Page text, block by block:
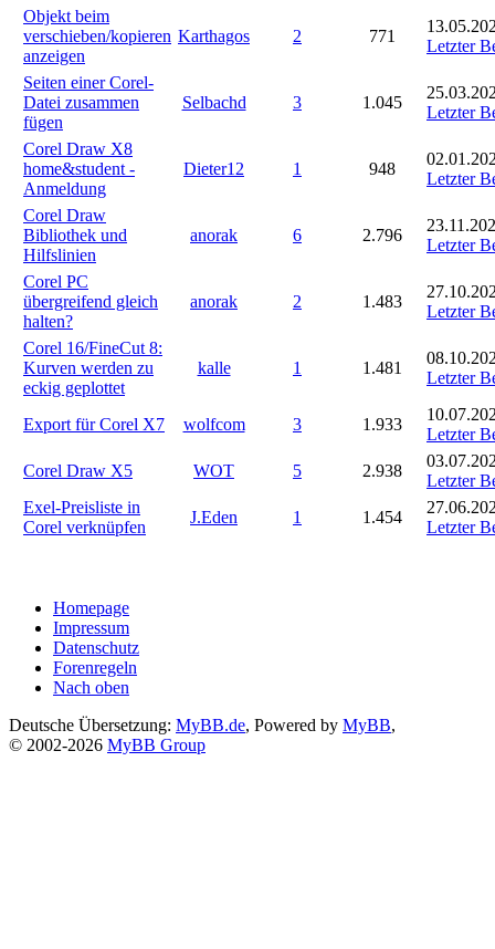
Objekt beim
verschieben/kopieren
anzeigen
Karthagos 2 771
Letzter
Seiten einer Corel-
Datei zusammen
fügen
Selbachd 3 1.045
Letzter
Corel Draw X8
home&student -
Anmeldung
Dieter12 1 948
Letzter
Corel Draw
Bibliothek und
Hilfslinien
anorak 6 2.796
Letzter
Corel PC
übergreifend gleich
halten?
anorak 2 1.483
Letzter
Corel 16/FineCut 8:
Kurven werden zu
eckig geplottet
kalle 1 1.481
Letzter
Export für Corel X7 wolfcom 3 1.933
Letzter
Corel Draw X5
WOT 5 2.938
Letzter
Exel-Preisliste in
Corel verknüpfen
J.Eden 1 1.454
Letzter
Homepage
Impressum
Datenschutz
Forenregeln
Nach oben
Deutsche Übersetzung: MyBB.de, Powered by MyBB,
© 2002-2026 MyBB Group